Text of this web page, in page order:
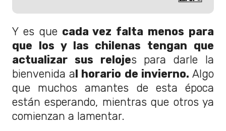
Y es quecada vez falta menos para
que los y las chilenas tengan que
actualizar sus relojes para darle la
bienvenida al horario de invierno. Algo
que muchos amantes de esta época
están esperando, mientras que otros ya
comienzan a lamentar.